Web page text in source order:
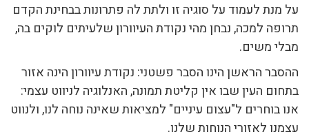
על מנת לעמוד על סוגיה זו ולתת לה פתרונות בבחינת הקדם
תרופה למכה, נבחן מהי נקודת העיוורון שלעיתים לוקים בה,
מבלי משים.
ההסבר הראשן הינו הסבר פשטני: נקודת עיוורון הינה אזור
בתחום העין שבו אין קליטת תמונה, האנלוגיה לניווט עצמי:
אנו בוחרים ל"עצום עיניים" למציאות שאינה נוחה לנו, ולנווט
עצמנו לאזורי הנוחות שלנו.